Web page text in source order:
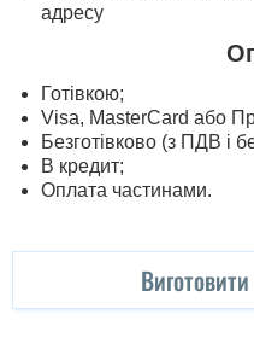
адресу
Готівкою;
Visa, MasterСard або
Безготівково (з ПДВ і
В кредит;
Оплата частинами.